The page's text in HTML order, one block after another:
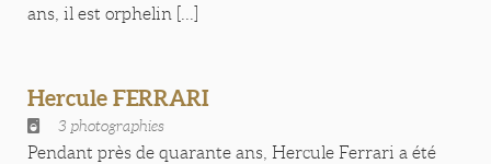
ans, il est orphelin [...]
Hercule FERRARI
3 photographies
Pendant près de quarante ans, Hercule Ferrari a été